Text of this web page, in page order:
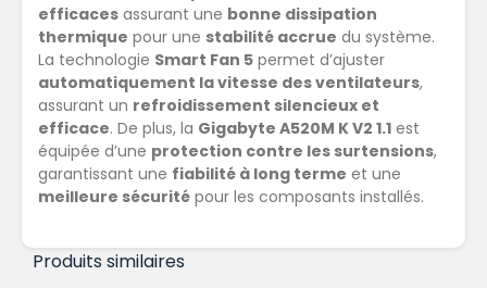
efficaces assurant une bonne dissipation
thermique pour une stabilité accrue du système.
La technologie Smart Fan 5 permet d’ajuster
automatiquement la vitesse des ventilateurs,
assurant un refroidissement silencieux et
efficace. De plus, la Gigabyte A520M K V2 1.1 est
équipée d’une protection contre les surtensions,
garantissant une fiabilité à long terme et une
meilleure sécurité pour les composants installés.
Produits similaires